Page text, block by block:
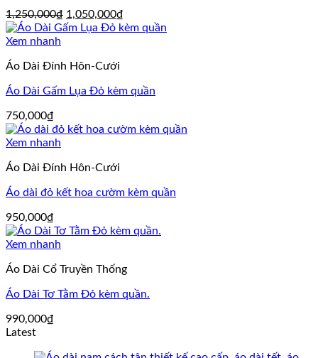
1,250,000₫ Giá
gốc
1,050,000₫
hiện
Xem nhanh
Áo Dài Đính Hôn-Cưới
Áo Dài Gấm Lụa Đỏ kèm quần
750,000₫
Xem nhanh
Áo Dài Đính Hôn-Cưới
Áo dài đỏ kết hoa cườm kèm quần
950,000₫
Xem nhanh
Áo Dài Cổ Truyền Thống
Áo Dài Tơ Tằm Đỏ kèm quần.
990,000₫
Latest